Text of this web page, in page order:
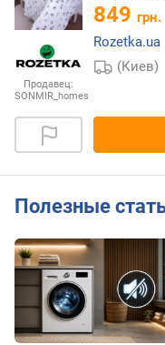
Продавец:
SONMIR_homes
849 грн.
Rozetka.ua
(Киев)
Полезные